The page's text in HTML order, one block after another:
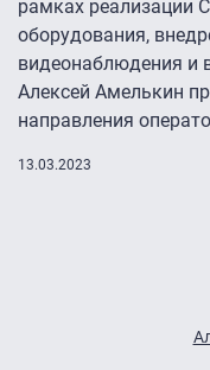
рамках реализации
оборудования,
видеонаблюдения и
Алексей Амелькин
направления
13.03.2023